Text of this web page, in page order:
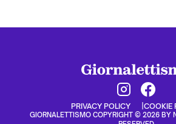
PRIVACY POLICY COOKIE
GIORNALETTISMO COPYRIGHT © 2026 BY